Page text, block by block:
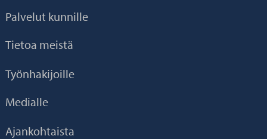
Palvelut kunnille
Tietoa meistä
Työnhakijoille
Medialle
Ajankohtaista